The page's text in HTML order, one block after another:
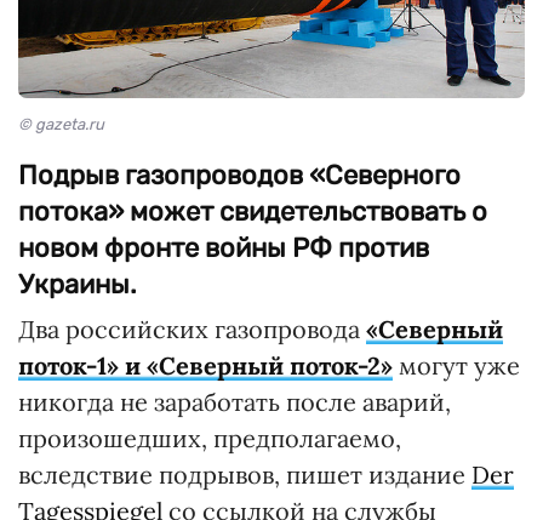
© gazeta.ru
Подрыв газопроводов «Северного
потока» может свидетельствовать о
новом фронте войны РФ против
Украины.
Два российских газопровода «Северный
поток-1» и «Северный поток-2» могут уже
никогда не заработать после аварий,
произошедших, предполагаемо,
вследствие подрывов, пишет издание Der
Tagesspiegel со ссылкой на службы